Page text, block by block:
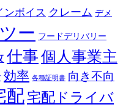
ンボイス クレーム デメ
ー フードデリバリー
仕事個人事業主
効率 各種証明書 向き不向
配宅配ドライバ